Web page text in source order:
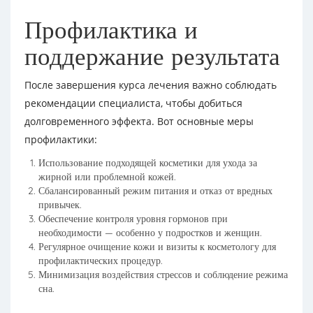
Профилактика и
поддержание результата
После завершения курса лечения важно соблюдать
рекомендации специалиста, чтобы добиться
долговременного эффекта. Вот основные меры
профилактики:
Использование подходящей косметики для ухода за
жирной или проблемной кожей.
Сбалансированный режим питания и отказ от вредных
привычек.
Обеспечение контроля уровня гормонов при
необходимости — особенно у подростков и женщин.
Регулярное очищение кожи и визиты к косметологу для
профилактических процедур.
Минимизация воздействия стрессов и соблюдение режима
сна.